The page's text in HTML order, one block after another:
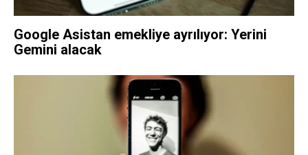
Google Asistan emekliye ayrılıyor: Yerini
Gemini alacak